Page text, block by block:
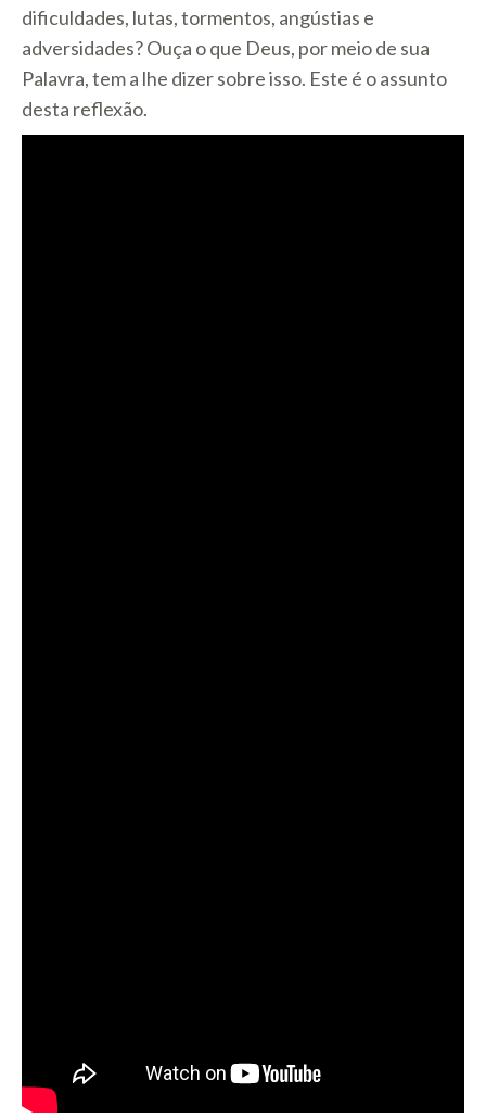
dificuldades, lutas, tormentos, angústias e
adversidades? Ouça o que Deus, por meio de sua
Palavra, tem a lhe dizer sobre isso. Este é o assunto
desta reflexão.